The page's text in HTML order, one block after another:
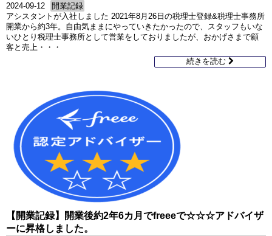
2024-09-12
開業記録
アシスタントが入社しました 2021年8月26日の税理士登録&税理士事務所
開業から約3年。自由気ままにやっていきたかったので、スタッフもいな
いひとり税理士事務所として営業をしておりましたが、おかげさまで顧
客と売上・・・
続きを読む
【開業記録】開業後約2年6カ月でfreeeで☆☆☆アドバイザ
ーに昇格しました。